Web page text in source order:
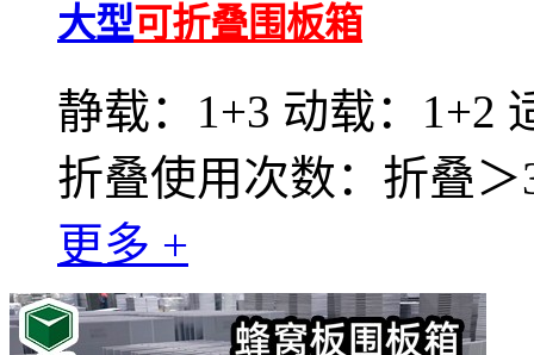
大型可折叠围板箱
静载：1+3 动载：
折叠使用次数：折叠＞
更多 +